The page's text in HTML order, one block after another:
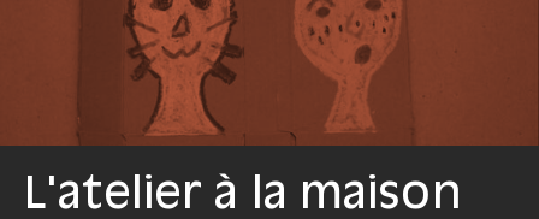
L'atelier à la maison